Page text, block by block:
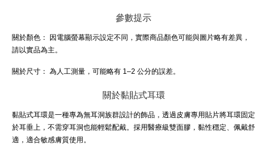
參數提示
關於顏色：
因電腦螢幕顯示設定不同，實際商品顏色可能與圖片略有差異，
請以實品為主。
關於尺寸： 為人工測量，可能略有 1–2 公分的誤差。
關於黏貼式耳環
黏貼式耳環是一種專為無耳洞族群設計的飾品，透過皮膚專用貼片將耳環固定
於耳垂上，不需穿耳洞也能輕鬆配戴。採用醫療級雙面膠，黏性穩定、佩戴舒
適，適合敏感膚質使用。